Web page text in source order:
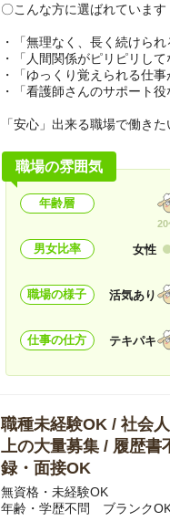
〇こんな方に選ばれています
・「無理なく、長く続けられ
・「人間関係がピリピリして
・「ゆっくり覚えられる仕事
・「看護師さんのサポート役
「安心」出来る職場で働きた
職場の雰囲気
年齢層
20
男女比率 女性
職場の様子 活気あり
仕事の仕方 テキパキ
職種未経験OK / 社会
上の大量募集 / 履歴
録・面接OK
無資格・未経験OK
年齢・学歴不問 ブランク